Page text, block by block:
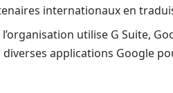
internationaux en
utilise G Suite,
applications Google